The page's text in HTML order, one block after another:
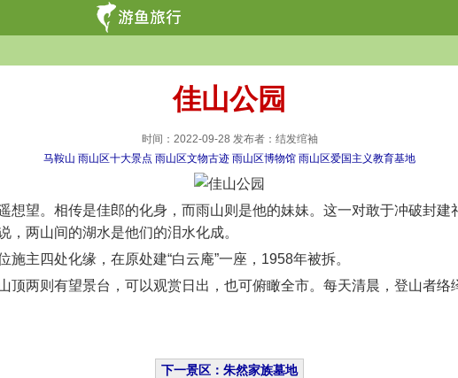
佳山公园
时间：2022-09-28 发布者：结发绾袖
马鞍山 雨山区十大景点 雨山区文物古迹 雨山区博物馆 雨山区爱国主义教育基地
。相传是佳郎的化身，而雨山则是他的妹妹。这一对敢于冲破封建
两山间的湖水是他们的泪水化成。
四处化缘，在原处建“白云庵”一座，1958年被拆。
两则有望景台，可以观赏日出，也可俯瞰全市。每天清晨，登山者络
下一景区：朱然家族墓地